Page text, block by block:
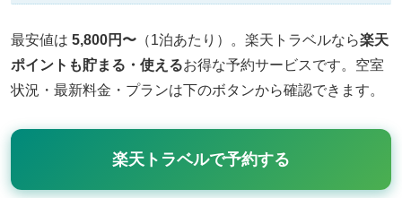
最安値は 5,800円〜 （1泊あたり）。楽天トラベルなら楽天
ポイントも貯まる・使えるお得な予約サービスです。空室
状況・最新料金・プランは下のボタンから確認できます。
楽天トラベルで予約する